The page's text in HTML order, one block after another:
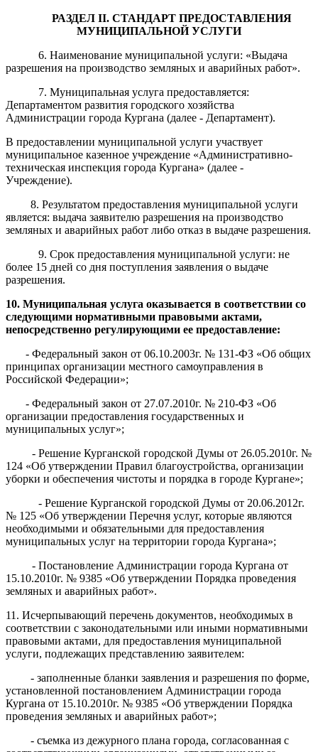
РАЗДЕЛ II. СТАНДАРТ ПРЕДОСТАВЛЕНИЯ
МУНИЦИПАЛЬНОЙ УСЛУГИ
6. Наименование муниципальной услуги: «Выдача
разрешения на производство земляных и аварийных работ».
7. Муниципальная услуга предоставляется:
Департаментом развития городского хозяйства
Администрации города Кургана (далее - Департамент).
В предоставлении муниципальной услуги участвует
муниципальное казенное учреждение «Административно-
техническая инспекция города Кургана» (далее -
Учреждение).
8. Результатом предоставления муниципальной услуги
является: выдача заявителю разрешения на производство
земляных и аварийных работ либо отказ в выдаче разрешения.
9. Срок предоставления муниципальной услуги: не
более 15 дней со дня поступления заявления о выдаче
разрешения.
10. Муниципальная услуга оказывается в соответствии со
следующими нормативными правовыми актами,
непосредственно регулирующими ее предоставление:
- Федеральный закон от 06.10.2003г. № 131-ФЗ «Об общих
принципах организации местного самоуправления в
Российской Федерации»;
- Федеральный закон от 27.07.2010г. № 210-ФЗ «Об
организации предоставления государственных и
муниципальных услуг»;
- Решение Курганской городской Думы от 26.05.2010г. №
124 «Об утверждении Правил благоустройства, организации
уборки и обеспечения чистоты и порядка в городе Кургане»;
- Решение Курганской городской Думы от 20.06.2012г.
№ 125 «Об утверждении Перечня услуг, которые являются
необходимыми и обязательными для предоставления
муниципальных услуг на территории города Кургана»;
- Постановление Администрации города Кургана от
15.10.2010г. № 9385 «Об утверждении Порядка проведения
земляных и аварийных работ».
11. Исчерпывающий перечень документов, необходимых в
соответствии с законодательными или иными нормативными
правовыми актами, для предоставления муниципальной
услуги, подлежащих представлению заявителем:
- заполненные бланки заявления и разрешения по форме,
установленной постановлением Администрации города
Кургана от 15.10.2010г. № 9385 «Об утверждении Порядка
проведения земляных и аварийных работ»;
- съемка из дежурного плана города, согласованная с